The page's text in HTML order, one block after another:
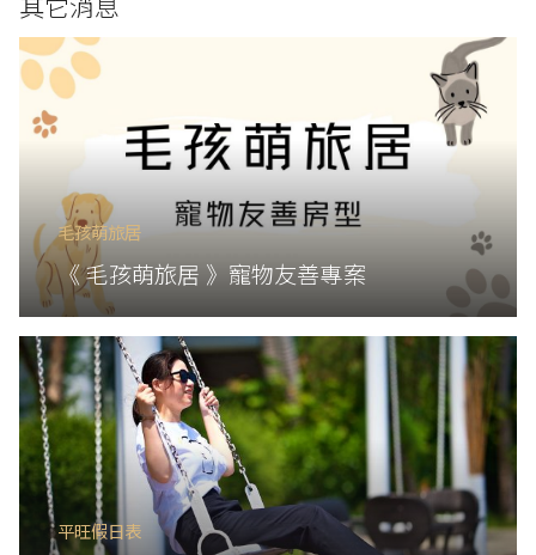
毛孩萌旅居
《 毛孩萌旅居 》寵物友善專案
平旺假日表